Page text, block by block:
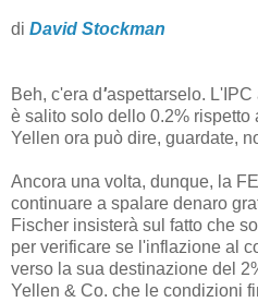
di David Stockman
Beh, c'era d'aspettarselo. L'IPC
è salito solo dello 0.2%
Yellen ora può dire, guardate,
Ancora una volta, dunque, la
continuare a spalare denaro
Fischer insisterà sul fatto che
per verificare se l'inflazione al
verso la sua destinazione del
Yellen & Co. che le condizioni